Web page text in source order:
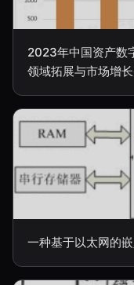
2023年中国资产数
领域拓展与市场增
一种基于以太网的